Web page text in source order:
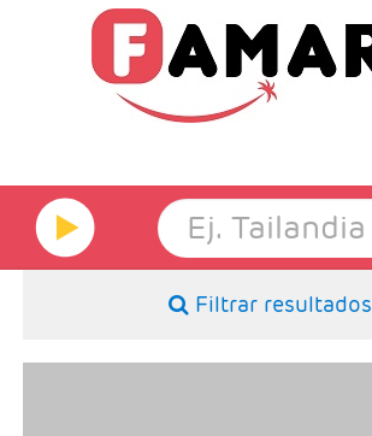
Inicio
Famara Select
Filtrar resultados